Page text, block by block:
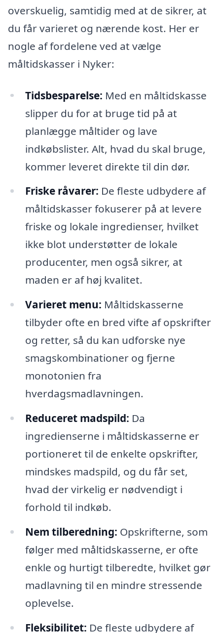
overskuelig, samtidig med at de sikrer, at
du får varieret og nærende kost. Her er
nogle af fordelene ved at vælge
måltidskasser i Nyker:
Tidsbesparelse: Med en måltidskasse
slipper du for at bruge tid på at
planlægge måltider og lave
indkøbslister. Alt, hvad du skal bruge,
kommer leveret direkte til din dør.
Friske råvarer: De fleste udbydere af
måltidskasser fokuserer på at levere
friske og lokale ingredienser, hvilket
ikke blot understøtter de lokale
producenter, men også sikrer, at
maden er af høj kvalitet.
Varieret menu: Måltidskasserne
tilbyder ofte en bred vifte af opskrifter
og retter, så du kan udforske nye
smagskombinationer og fjerne
monotonien fra
hverdagsmadlavningen.
Reduceret madspild: Da
ingredienserne i måltidskasserne er
portioneret til de enkelte opskrifter,
mindskes madspild, og du får set,
hvad der virkelig er nødvendigt i
forhold til indkøb.
Nem tilberedning: Opskrifterne, som
følger med måltidskasserne, er ofte
enkle og hurtigt tilberedte, hvilket gør
madlavning til en mindre stressende
oplevelse.
Fleksibilitet: De fleste udbydere af